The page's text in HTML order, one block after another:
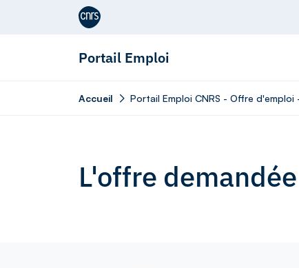
Aller au contenu
Portail Emploi
Accueil Portail Emploi CNRS - Offre
L'offre